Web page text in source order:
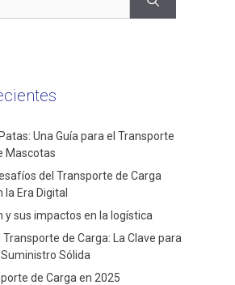
Una Guía para el Transporte
Mascotas
del Transporte de Carga
la Era Digital
y sus impactos en la logística
de Carga: La Clave para
Sólida
de Carga en 2025